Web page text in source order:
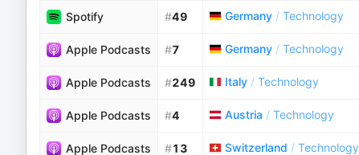
Spotify #49 Germany / Technology
Apple Podcasts #7 Germany / Technology
Apple Podcasts #249 Italy / Technology
Apple Podcasts #4 Austria / Technology
Apple Podcasts #13 Switzerland / Technology